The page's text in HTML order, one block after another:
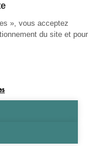
», vous acceptez
du site et pour
OK